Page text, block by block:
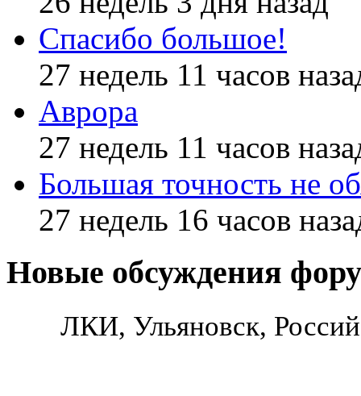
Спасибо большое!
27 недель 11 часов
Аврора
27 недель 11 часов
Большая точность не
27 недель 16 часов
Новые обсуждения
ЛКИ, Ульяновск,